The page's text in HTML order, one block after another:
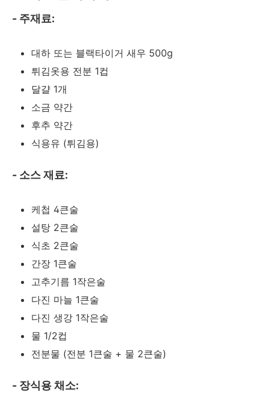
- 주재료:
대하 또는 블랙타이거 새우 500g
튀김옷용 전분 1컵
달걀 1개
소금 약간
후추 약간
식용유 (튀김용)
- 소스 재료:
케첩 4큰술
설탕 2큰술
식초 2큰술
간장 1큰술
고추기름 1작은술
다진 마늘 1큰술
다진 생강 1작은술
물 1/2컵
전분물 (전분 1큰술 + 물 2큰술)
- 장식용 채소: